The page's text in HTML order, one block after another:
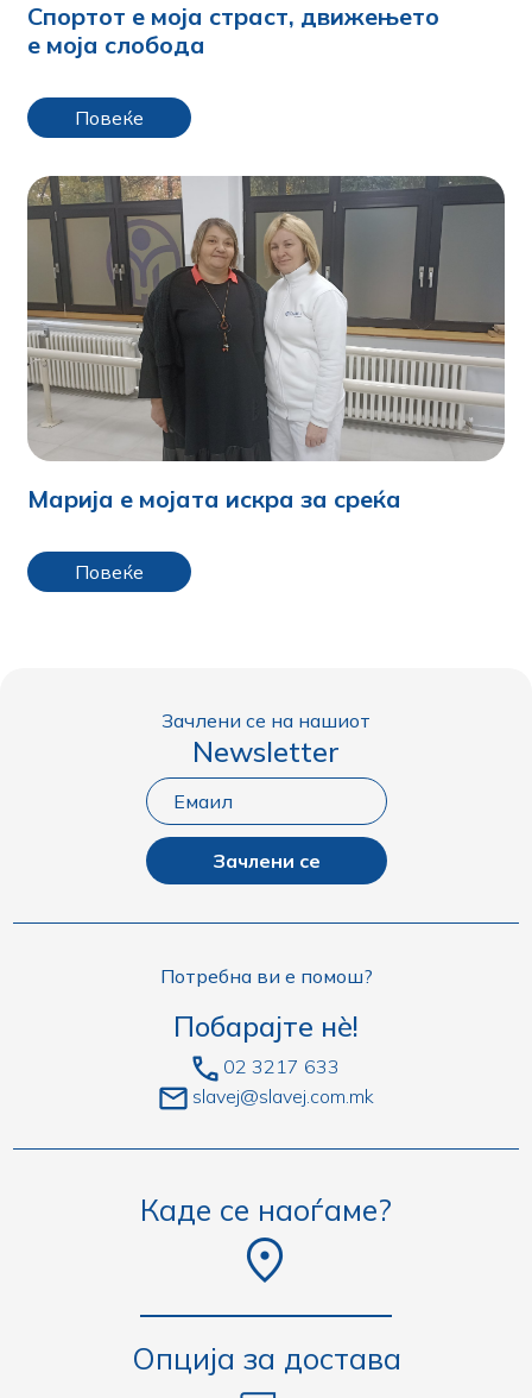
Спортот е моја страст, движењето
е моја слобода
Повеќе
Марија е мојата искра за среќа
Повеќе
Зачлени се на нашиот
Newsletter
Зачлени се
Потребна ви е помош?
Побарајте нè!
02 3217 633
slavej@slavej.com.mk
Каде се наоѓаме?
Опција за достава